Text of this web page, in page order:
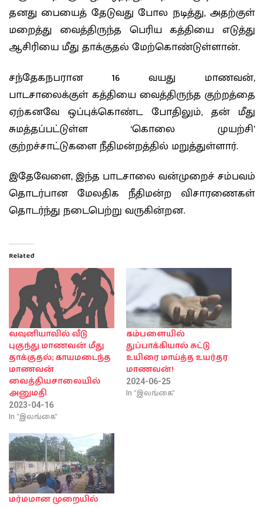
தனது பையைத் தேடுவது போல நடித்து, அதற்குள்
மறைத்து வைத்திருந்த பெரிய கத்தியை எடுத்து
ஆசிரியை மீது தாக்குதல் மேற்கொண்டுள்ளான்.
சந்தேகநபரான 16 வயது மாணவன்,
பாடசாலைக்குள் கத்தியை வைத்திருந்த குற்றத்தை
ஏற்கனவே ஒப்புக்கொண்ட போதிலும், தன் மீது
சுமத்தப்பட்டுள்ள ‘கொலை முயற்சி’
குற்றச்சாட்டுகளை நீதிமன்றத்தில் மறுத்துள்ளார்.
இதேவேளை, இந்த பாடசாலை வன்முறைச் சம்பவம்
தொடர்பான மேலதிக நீதிமன்ற விசாரணைகள்
தொடர்ந்து நடைபெற்று வருகின்றன.
Related
வவுனியாவில் வீடு
புகுந்து மாணவன் மீது
தாக்குதல்; காயமடைந்த
மாணவன்
வைத்தியசாலையில்
அனுமதி
2023-04-16
In "இலங்கை"
கம்பளையில்
துப்பாக்கியால் சுட்டு
உயிரை மாய்த்த உயர்தர
மாணவன்!
2024-06-25
In "இலங்கை"
மர்மமான முறையில்